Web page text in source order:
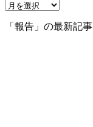
ア
カ「報告」の最新記事